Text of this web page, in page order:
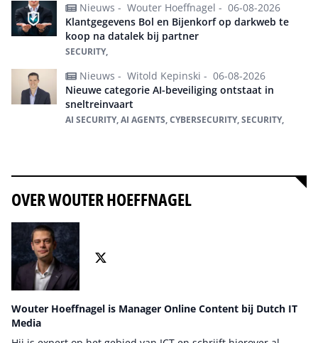
Nieuws - Wouter Hoeffnagel - 06-08-2026
Klantgegevens Bol en Bijenkorf op darkweb te
koop na datalek bij partner
SECURITY,
Nieuws - Witold Kepinski - 06-08-2026
Nieuwe categorie AI-beveiliging ontstaat in
sneltreinvaart
AI SECURITY, AI AGENTS, CYBERSECURITY, SECURITY,
OVER WOUTER HOEFFNAGEL
Wouter Hoeffnagel is Manager Online Content bij Dutch IT
Media